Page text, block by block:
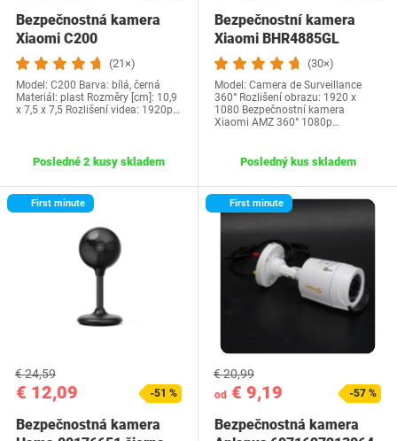
Bezpečnostná kamera
Xiaomi C200
(21×)
Model: C200 Barva: bílá, černá
Materiál: plast Rozměry [cm]: 10,9
x 7,5 x 7,5 Rozlišení videa: 1920p…
Posledné 2 kusy skladem
Bezpečnostní kamera
Xiaomi BHR4885GL
(30×)
Model: ‎Camera de Surveillance
360° Rozlišení obrazu: 1920 x
1080 Bezpečnostní kamera
Xiaomi AMZ 360° 1080p…
Posledný kus skladem
First minute
€ 12,09
€ 24,59
-51 %
Bezpečnostná kamera
First minute
od € 9,19
€ 20,99
-57 %
Bezpečnostná kamera